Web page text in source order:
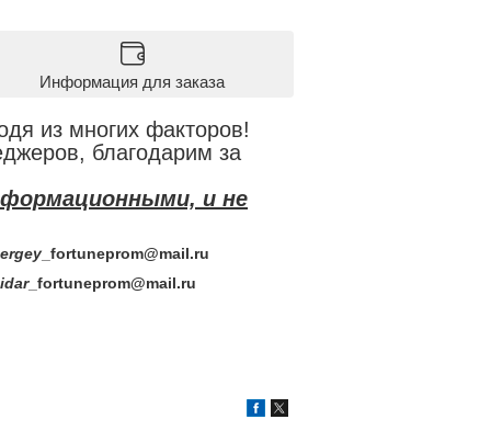
Информация для заказа
из многих факторов!
благодарим за
и не
_fortuneprom@mail.ru
_fortuneprom@mail.ru